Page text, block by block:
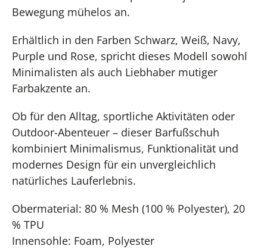
Bewegung mühelos an.
Erhältlich in den Farben Schwarz, Weiß, Navy,
Purple und Rose, spricht dieses Modell sowohl
Minimalisten als auch Liebhaber mutiger
Farbakzente an.
Ob für den Alltag, sportliche Aktivitäten oder
Outdoor-Abenteuer – dieser Barfußschuh
kombiniert Minimalismus, Funktionalität und
modernes Design für ein unvergleichlich
natürliches Lauferlebnis.
Obermaterial: 80 % Mesh (100 % Polyester), 20
% TPU
Innensohle: Foam, Polyester